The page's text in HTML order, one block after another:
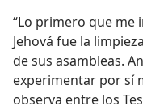
“Lo primero que me
Jehová fue la
de sus asambleas.
experimentar por sí
observa entre los